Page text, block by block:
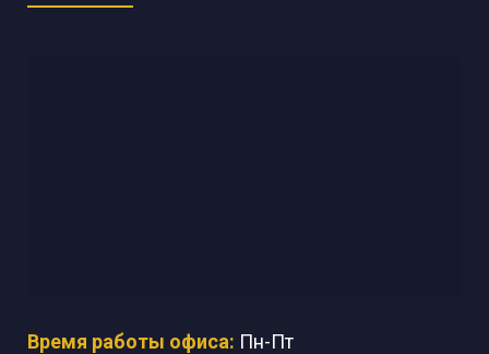
Время работы офиса: Пн-Пт